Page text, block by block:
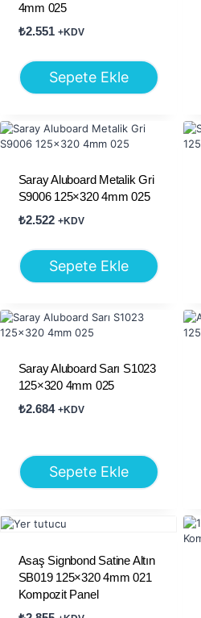
4mm 025
₺2.551 +KDV
Sepete Ekle
Saray Aluboard Metalik Gri
S9006 125×320 4mm 025
₺2.522 +KDV
Sepete Ekle
Saray Aluboard Sarı S1023
125×320 4mm 025
₺2.684 +KDV
Sepete Ekle
Asaş Signbond Satine Altın
SB019 125×320 4mm 021
Kompozit Panel